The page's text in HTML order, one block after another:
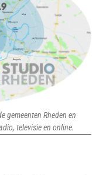
gemeenten Rheden en
televisie en online.